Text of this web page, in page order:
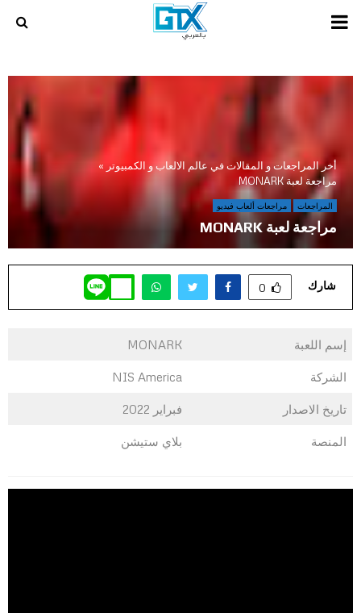
PRIMARY
أخر المراجعات و المقالات في عالم الالعاب و الكمبيوتر »
مراجعة لعبة MONARK
المراجعات مراجعات ألعاب فيديو
مراجعة لعبة MONARK
شارك 0
إسم اللعبة MONARK
الشركة NIS America
تاريخ الاصدار فبراير 2022
المنصة بلاي ستيشن